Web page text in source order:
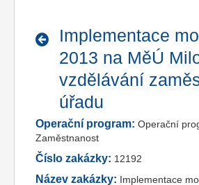
Implementace
2013 na MěÚ
vzdělávání
úřadu
Operační program: Operační
Zaměstnanost
Číslo zakázky: 12192
Název zakázky: Implementace